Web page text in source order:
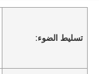
تسليط الضوء: